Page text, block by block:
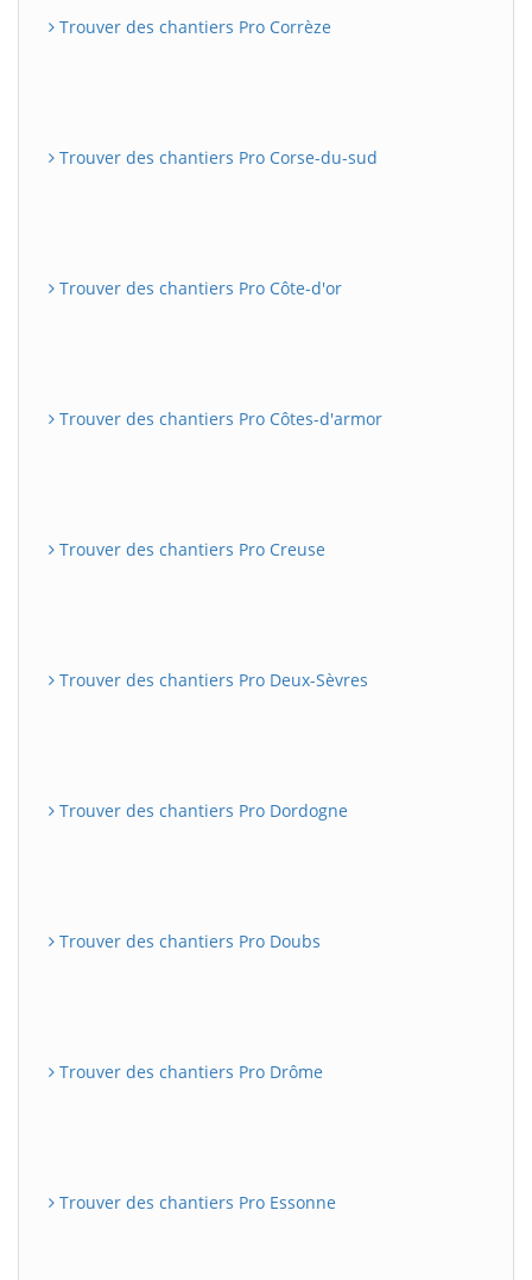
Trouver des chantiers Pro Corrèze
Trouver des chantiers Pro Corse-du-sud
Trouver des chantiers Pro Côte-d'or
Trouver des chantiers Pro Côtes-d'armor
Trouver des chantiers Pro Creuse
Trouver des chantiers Pro Deux-Sèvres
Trouver des chantiers Pro Dordogne
Trouver des chantiers Pro Doubs
Trouver des chantiers Pro Drôme
Trouver des chantiers Pro Essonne